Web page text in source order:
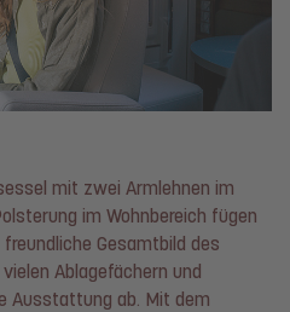
mit zwei Armlehnen im
im Wohnbereich fügen
Gesamtbild des
Ablagefächern und
Ausstattung ab. Mit dem